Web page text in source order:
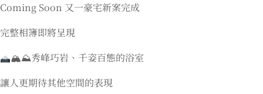
Coming Soon 又一豪宅新案完成
完整相簿即將呈現
🏔⛰秀峰巧岩、千姿百態的浴室
讓人更期待其他空間的表現